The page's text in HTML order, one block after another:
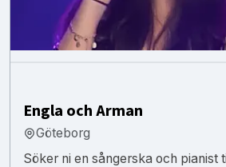
Engla och Arman
Göteborg
Söker ni en sångerska och pianist